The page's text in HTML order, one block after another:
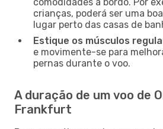
crianças, poderá ser uma
lugar perto das casas de
Estique os músculos
e movimente-se para
pernas durante o voo.
A duração de um voo de
Frankfurt